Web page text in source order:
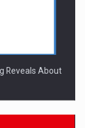
Reveals About